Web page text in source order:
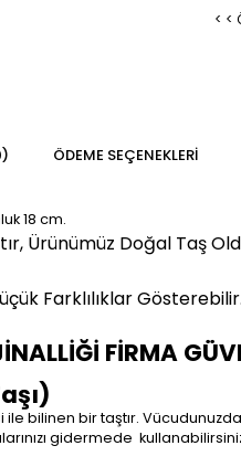
< <
ÖDEME SEÇENEKLERI
18 cm.
Ürünümüz Doğal Taş
Farklılıklar Gösterebilir.
FİRMA
bilinen bir taştır.
gidermede